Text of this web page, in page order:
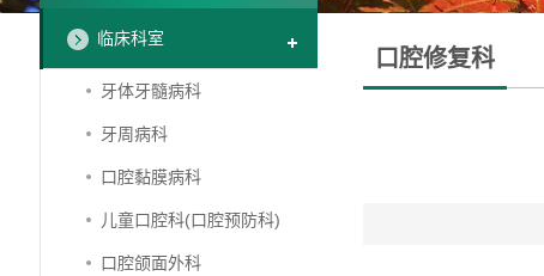
临床科室
牙体牙髓病科
牙周病科
口腔黏膜病科
儿童口腔科(口腔预防科)
口腔颌面外科
口腔修复科